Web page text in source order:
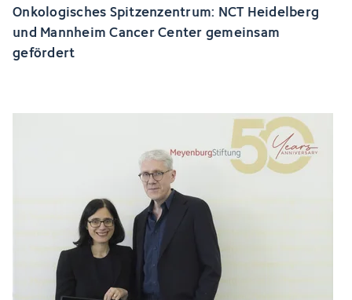
Onkologisches Spitzenzentrum: NCT Heidelberg
und Mannheim Cancer Center gemeinsam
gefördert